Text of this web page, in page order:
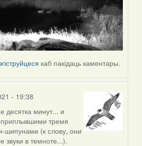
каб пакідаць каментары.
- 19:38
десятка минут... и
приплывшими тремя
(к слову, они
звуки в темноте...).